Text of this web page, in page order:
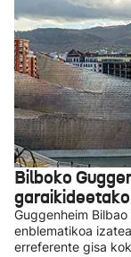
Bilboko
Guggenheim
enblematikoa
erreferente gisa